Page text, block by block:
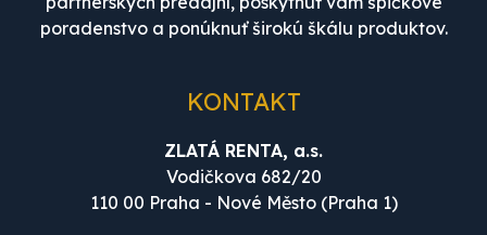
poradenstvo a ponúknuť širokú škálu produktov.
KONTAKT
ZLATÁ RENTA, a.s.
Vodičkova 682/20
110 00 Praha - Nové Město (Praha 1)